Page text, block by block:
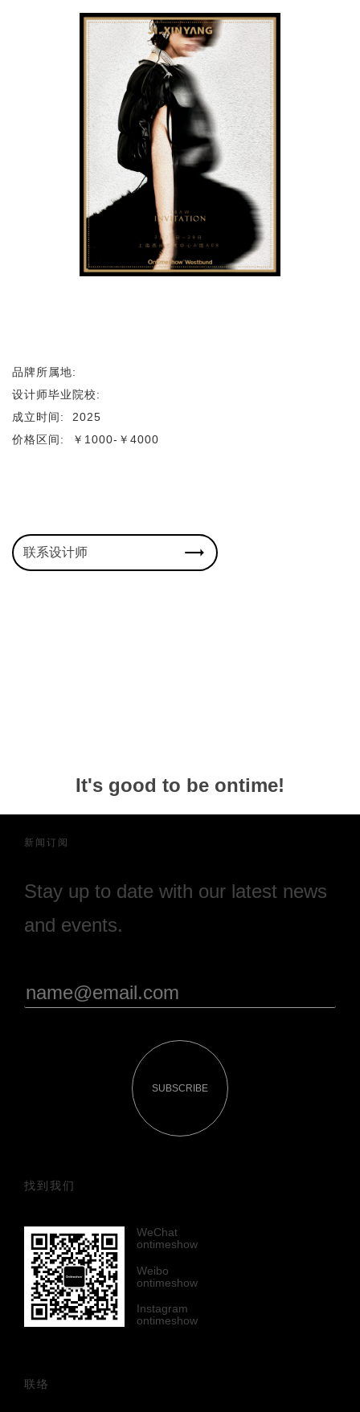
品牌所属地:
设计师毕业院校:
成立时间:
2025
价格区间:
￥1000-￥4000
联系设计师
It's good to be ontime!
新闻订阅
Stay up to date with our latest news
and events.
SUBSCRIBE
找到我们
WeChat
ontimeshow
Weibo
ontimeshow
Instagram
ontimeshow
联络